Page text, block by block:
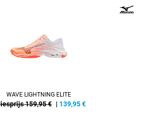
WAVE LIGHTNING ELITE
159,95 € | 139,95€